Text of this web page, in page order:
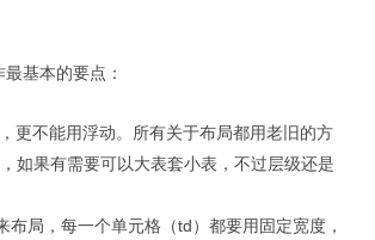
基本的要点：
更不能用浮动。所有关于布局都用老旧的方
如果有需要可以大表套小表，不过层级还是
布局，每一个单元格（td）都要用固定宽度，